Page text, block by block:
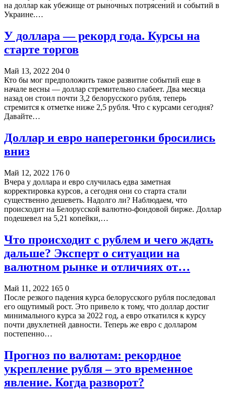
на доллар как убежище от рыночных потрясений и событий в
Украине.…
У доллара — рекорд года. Курсы на
старте торгов
Май 13, 2022 204 0
Кто бы мог предположить такое развитие событий еще в
начале весны — доллар стремительно слабеет. Два месяца
назад он стоил почти 3,2 белорусского рубля, теперь
стремится к отметке ниже 2,5 рубля. Что с курсами сегодня?
Давайте…
Доллар и евро наперегонки бросились
вниз
Май 12, 2022 176 0
Вчера у доллара и евро случилась едва заметная
корректировка курсов, а сегодня они со старта стали
существенно дешеветь. Надолго ли? Наблюдаем, что
происходит на Белорусской валютно-фондовой бирже. Доллар
подешевел на 5,21 копейки,…
Что происходит с рублем и чего ждать
дальше? Эксперт о ситуации на
валютном рынке и отличиях от…
Май 11, 2022 165 0
После резкого падения курса белорусского рубля последовал
его ощутимый рост. Это привело к тому, что доллар достиг
минимального курса за 2022 год, а евро откатился к курсу
почти двухлетней давности. Теперь же евро с долларом
постепенно…
Прогноз по валютам: рекордное
укрепление рубля – это временное
явление. Когда разворот?